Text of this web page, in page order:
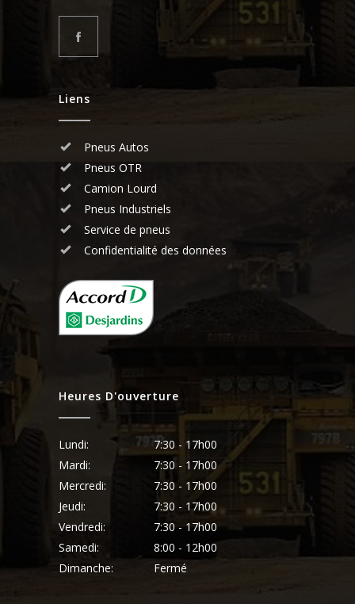
Liens
Pneus Autos
Pneus OTR
Camion Lourd
Pneus Industriels
Service de pneus
Confidentialité des données
Heures D'ouverture
Lundi:
7:30 - 17h00
Mardi:
7:30 - 17h00
Mercredi:
7:30 - 17h00
Jeudi:
7:30 - 17h00
Vendredi:
7:30 - 17h00
Samedi:
8:00 - 12h00
Dimanche:
Fermé